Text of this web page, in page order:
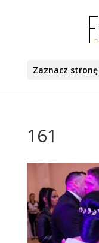
Zaznacz stronę
161